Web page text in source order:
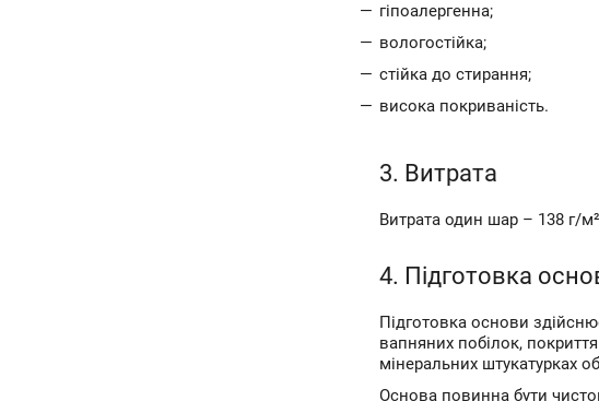
гіпоалергенна;
вологостійка;
стійка до стирання;
висока покриваність.
3. Витрата
Витрата один шар – 138 г/
4. Підготовка
Підготовка основи
вапняних побілок,
мінеральних штукатурках
Основа повинна бути